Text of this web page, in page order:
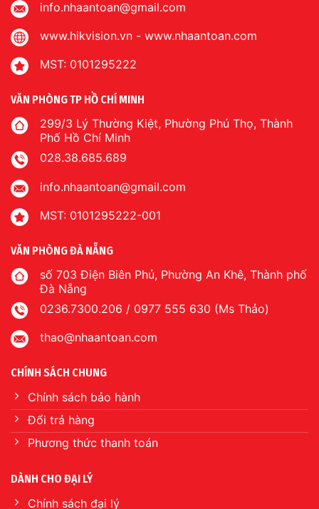
info.nhaantoan@gmail.com
www.hikvision.vn - www.nhaantoan.com
MST: 0101295222
VĂN PHÒNG TP HỒ CHÍ MINH
299/3 Lý Thường Kiệt, Phường Phú Thọ, Thành
Phố Hồ Chí Minh
028.38.685.689
info.nhaantoan@gmail.com
MST: 0101295222-001
VĂN PHÒNG ĐÀ NẴNG
số 703 Điện Biên Phủ, Phường An Khê, Thành phố
Đà Nẵng
0236.7300.206 / 0977 555 630 (Ms Thảo)
thao@nhaantoan.com
CHÍNH SÁCH CHUNG
Chính sách bảo hành
Đổi trả hàng
Phương thức thanh toán
DÀNH CHO ĐẠI LÝ
Chính sách đại lý